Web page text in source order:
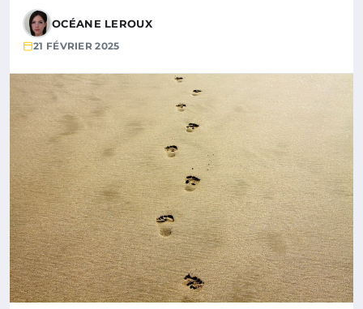
OCÉANE LEROUX
21 FÉVRIER 2025